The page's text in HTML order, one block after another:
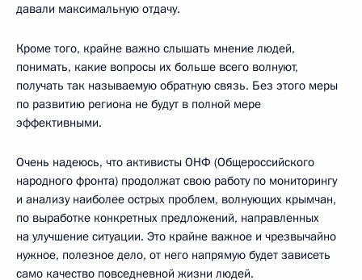
давали максимальную отдачу.
Кроме того, крайне важно слышать мнение людей,
понимать, какие вопросы их больше всего волнуют,
получать так называемую обратную связь. Без этого меры
по развитию региона не будут в полной мере
эффективными.
Очень надеюсь, что активисты ОНФ (Общероссийского
народного фронта) продолжат свою работу по мониторингу
и анализу наиболее острых проблем, волнующих крымчан,
по выработке конкретных предложений, направленных
на улучшение ситуации. Это крайне важное и чрезвычайно
нужное, полезное дело, от него напрямую будет зависеть
само качество повседневной жизни людей.